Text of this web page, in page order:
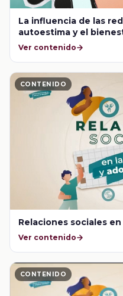
La influencia de las
autoestima y el
Ver contenido
CONTENIDO
Relaciones sociales
Ver contenido
CONTENIDO